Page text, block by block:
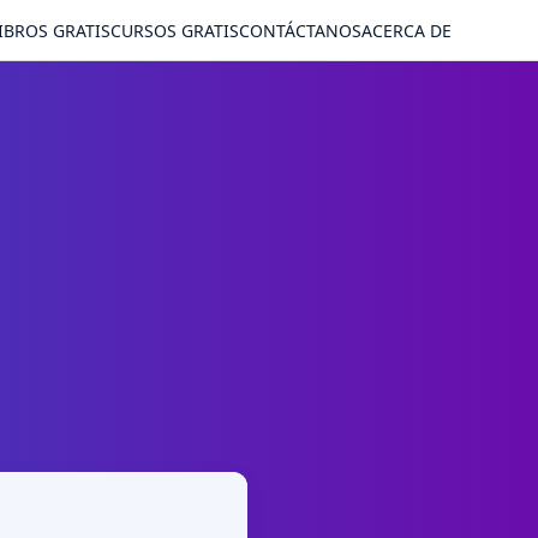
GRATISCURSOS GRATISCONTÁCTANOSACERCA DE